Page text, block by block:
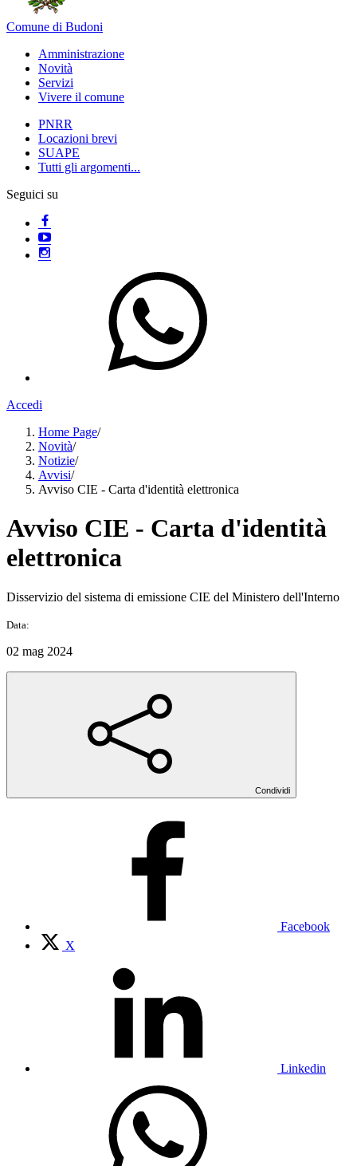
Comune di Budoni
Amministrazione
Novità
Servizi
Vivere il comune
PNRR
Locazioni brevi
SUAPE
Tutti gli argomenti...
Seguici su
Accedi
Home Page/
Novità/
Notizie/
Avvisi/
Avviso CIE - Carta d'identità elettronica
Avviso CIE - Carta d'identità
elettronica
Disservizio del sistema di emissione CIE del Ministero dell'Interno
Data:
02 mag 2024
Condividi
Facebook
X
Linkedin